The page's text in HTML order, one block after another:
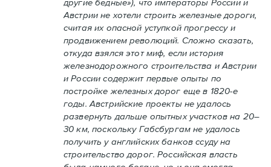
другие бедные»), что императоры России и
Австрии не хотели строить железные дороги,
считая их опасной уступкой прогрессу и
продвижением революций. Сложно сказать,
откуда взялся этот миф, если история
железнодорожного строительства и Австрии
и России содержит первые опыты по
постройке железных дорог еще в 1820-е
годы. Австрийские проекты не удалось
развернуть дальше опытных участков на 20–
30 км, поскольку Габсбургам не удалось
получить у английских банков ссуду на
строительство дорог. Российская власть